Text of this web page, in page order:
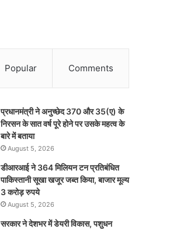
Popular Comments
प्रधानमंत्री ने अनुच्छेद 370 और 35(ए) के
निरसन के सात वर्ष पूरे होने पर उसके महत्व के
बारे में बताया
August 5, 2026
डीआरआई ने 364 मिलियन टन प्रतिबंधित
पाकिस्तानी सूखा खजूर जब्त किया, बाजार मूल्य
3 करोड़ रुपये
August 5, 2026
सरकार ने देशभर में डेयरी विकास, पशुधन